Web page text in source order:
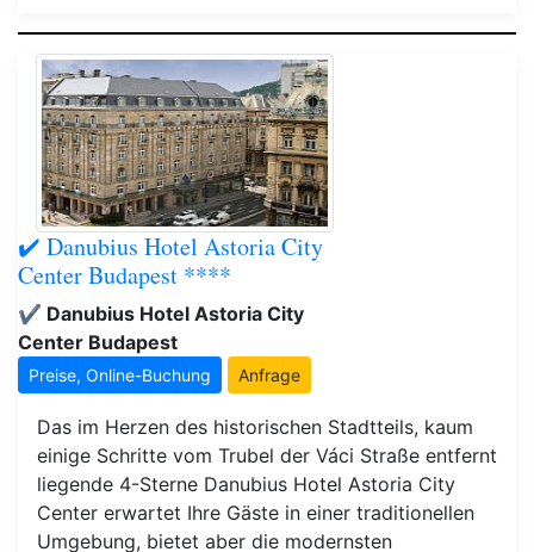
✔️ Danubius Hotel Astoria City
Center Budapest ****
✔️ Danubius Hotel Astoria City
Center Budapest
Preise, Online-Buchung Anfrage
Das im Herzen des historischen Stadtteils, kaum
einige Schritte vom Trubel der Váci Straße entfernt
liegende 4-Sterne Danubius Hotel Astoria City
Center erwartet Ihre Gäste in einer traditionellen
Umgebung, bietet aber die modernsten